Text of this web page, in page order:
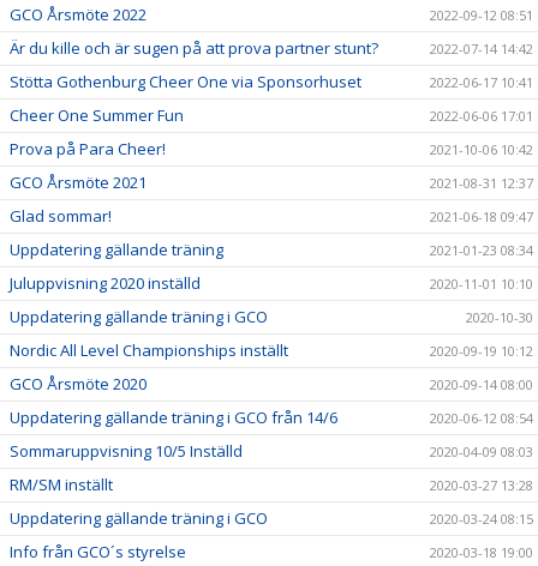
GCO Årsmöte 2022 2022-09-12 08:51
Är du kille och är sugen på att prova partner stunt? 2022-07-14 14:42
Stötta Gothenburg Cheer One via Sponsorhuset 2022-06-17 10:41
Cheer One Summer Fun 2022-06-06 17:01
Prova på Para Cheer! 2021-10-06 10:42
GCO Årsmöte 2021 2021-08-31 12:37
Glad sommar! 2021-06-18 09:47
Uppdatering gällande träning 2021-01-23 08:34
Juluppvisning 2020 inställd 2020-11-01 10:10
Uppdatering gällande träning i GCO 2020-10-30
Nordic All Level Championships inställt 2020-09-19 10:12
GCO Årsmöte 2020 2020-09-14 08:00
Uppdatering gällande träning i GCO från 14/6 2020-06-12 08:54
Sommaruppvisning 10/5 Inställd 2020-04-09 08:03
RM/SM inställt 2020-03-27 13:28
Uppdatering gällande träning i GCO 2020-03-24 08:15
Info från GCO´s styrelse 2020-03-18 19:00